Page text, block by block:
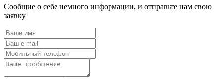
Сообщие о себе немного информации, и отправьте нам свою
заявку